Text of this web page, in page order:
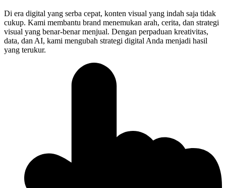
Di era digital yang serba cepat, konten visual yang indah saja tidak
cukup. Kami membantu brand menemukan arah, cerita, dan strategi
visual yang benar-benar menjual. Dengan perpaduan kreativitas,
data, dan AI, kami mengubah strategi digital Anda menjadi hasil
yang terukur.